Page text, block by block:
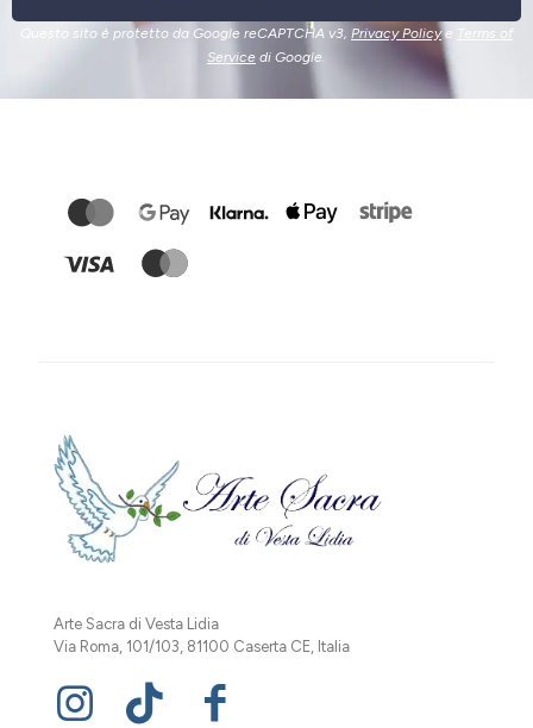
Questo sito è protetto da Google reCAPTCHA v3, Privacy Policye Terms of
Service di Google.
Arte Sacra di Vesta Lidia
Via Roma, 101/103, 81100 Caserta CE, Italia